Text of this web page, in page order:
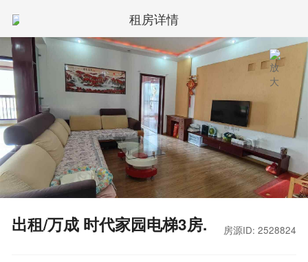
租房详情
出租/万成 时代家园电梯3房. 房源ID: 2528824